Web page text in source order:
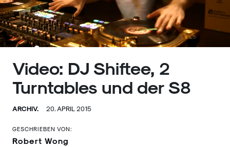
Video: DJ Shiftee, 2
Turntables und der S8
ARCHIV. 20. APRIL 2015
GESCHRIEBEN VON:
Robert Wong